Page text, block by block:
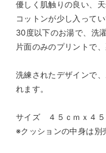
優しく肌触りの良い、
コットンが少し入って
30度以下のお湯で、洗
片面のみのプリントで、
洗練されたデザインで
れます。
サイズ ４５ｃｍｘ４５
※クッションの中身は別